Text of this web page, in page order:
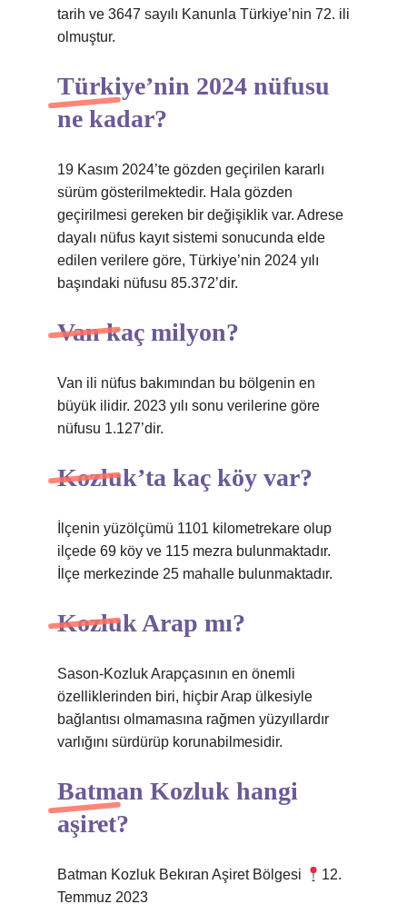
tarih ve 3647 sayılı Kanunla Türkiye’nin 72. ili
olmuştur.
Türkiye’nin 2024 nüfusu
ne kadar?
19 Kasım 2024’te gözden geçirilen kararlı
sürüm gösterilmektedir. Hala gözden
geçirilmesi gereken bir değişiklik var. Adrese
dayalı nüfus kayıt sistemi sonucunda elde
edilen verilere göre, Türkiye’nin 2024 yılı
başındaki nüfusu 85.372’dir.
Van kaç milyon?
Van ili nüfus bakımından bu bölgenin en
büyük ilidir. 2023 yılı sonu verilerine göre
nüfusu 1.127’dir.
Kozluk’ta kaç köy var?
İlçenin yüzölçümü 1101 kilometrekare olup
ilçede 69 köy ve 115 mezra bulunmaktadır.
İlçe merkezinde 25 mahalle bulunmaktadır.
Kozluk Arap mı?
Sason-Kozluk Arapçasının en önemli
özelliklerinden biri, hiçbir Arap ülkesiyle
bağlantısı olmamasına rağmen yüzyıllardır
varlığını sürdürüp korunabilmesidir.
Batman Kozluk hangi
aşiret?
Batman Kozluk Bekıran Aşiret Bölgesi
12.
Temmuz 2023